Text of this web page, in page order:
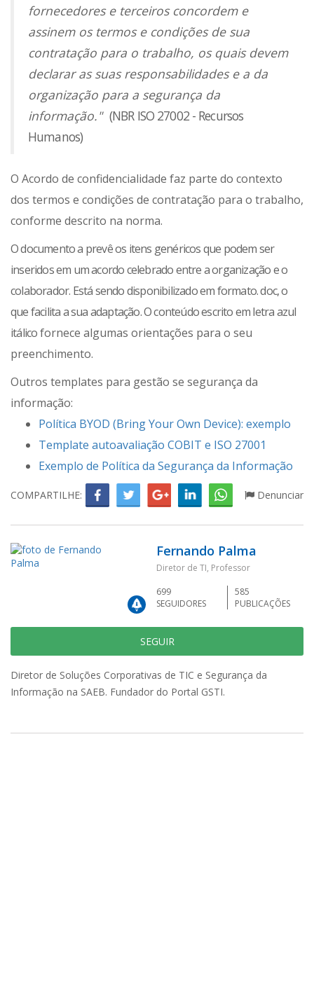
fornecedores e terceiros concordem e
assinem os termos e condições de sua
contratação para o trabalho, os quais devem
declarar as suas responsabilidades e a da
organização para a segurança da
informação." (NBR ISO 27002 - Recursos
Humanos)
O Acordo de confidencialidade faz parte do contexto
dos termos e condições de contratação para o trabalho,
conforme descrito na norma.
O documento a prevê os itens genéricos que podem ser
inseridos em um acordo celebrado entre a organização e o
colaborador. Está sendo disponibilizado em formato. doc, o
que facilita a sua adaptação. O conteúdo escrito em letra azul
itálicofornece algumas orientações para o seu
preenchimento.
Outros templates para gestão se segurança da
informação:
Política BYOD (Bring Your Own Device): exemplo
Template autoavaliação COBIT e ISO 27001
Exemplo de Política da Segurança da Informação
COMPARTILHE: Denunciar
Fernando Palma
Diretor de TI, Professor
699
SEGUIDORES
585
PUBLICAÇÕES
SEGUIR
Diretor de Soluções Corporativas de TIC e Segurança da
Informação na SAEB. Fundador do Portal GSTI.